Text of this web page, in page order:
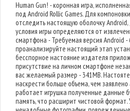
Human Gun! - коронная игра,
под Android Rollic Games. Для
отследить настоящую оболочку
условия игры определяются от
смартфона - Требуемая версия Android
проанализируйте настоящий этап
бесспорное настояние издателя
присутствие на личном смартфоне
вас желаемый размер - 341MB.
наскрести больше объема, чем
работает игрушка полученные данные
память, что расширит чистовой формат.